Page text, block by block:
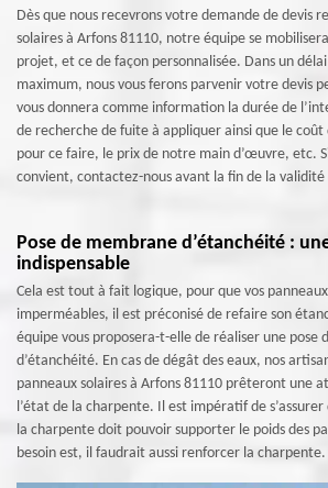
Dès que nous recevrons votre demande de devis
solaires à Arfons 81110, notre équipe se
projet, et ce de façon personnalisée. Dans un
maximum, nous vous ferons parvenir votre devis
vous donnera comme information la durée de
de recherche de fuite à appliquer ainsi que le
pour ce faire, le prix de notre main d’œuvre, etc.
convient, contactez-nous avant la fin de la validité
Pose de membrane d’étanchéité :
indispensable
Cela est tout à fait logique, pour que vos
imperméables, il est préconisé de refaire son
équipe vous proposera-t-elle de réaliser une pose
d’étanchéité. En cas de dégât des eaux, nos
panneaux solaires à Arfons 81110 prêteront une
l’état de la charpente. Il est impératif de
la charpente doit pouvoir supporter le poids des
besoin est, il faudrait aussi renforcer la charpente.